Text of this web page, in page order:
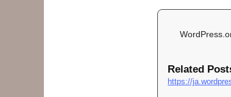
Related
https://